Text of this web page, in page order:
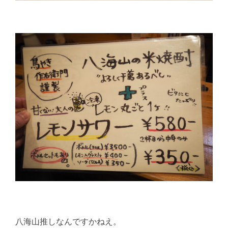
八海山推しなんですかねえ。